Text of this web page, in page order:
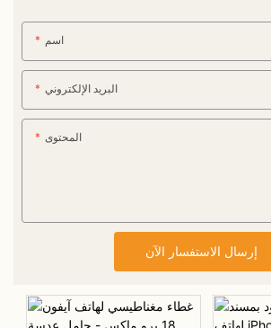
اسم
البريد الإلكتروني
المحتوى
إرسال الاستفسار الآن